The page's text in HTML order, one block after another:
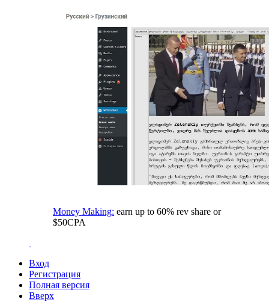
Money Making: earn up to 60% rev share or
$50CPA
Вход
Регистрация
Полная версия
Вверх